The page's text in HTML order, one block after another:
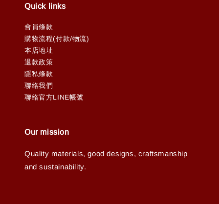
Quick links
會員條款
購物流程(付款/物流)
本店地址
退款政策
隱私條款
聯絡我們
聯絡官方LINE帳號
Our mission
Quality materials, good designs, craftsmanship
and sustainability.